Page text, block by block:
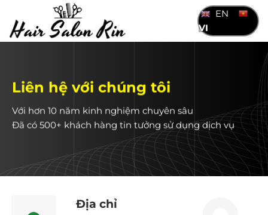
qua
nội
EN
VI
Liên hệ với chúng tôi
Với hơn 10 năm kinh nghiệm chuyên sâu
Đã có 500+ khách hàng tin tưởng sử dụng dịch vụ
Địa chỉ